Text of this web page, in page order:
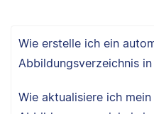
Wie erstelle ich ein
Abbildungsverzeichnis in
Wie aktualisiere ich mein